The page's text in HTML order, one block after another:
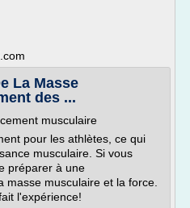
La Masse
des ...
musculaire
pour les athlètes, ce qui
musculaire. Si vous
préparer à une
musculaire et la force.
l'expérience!